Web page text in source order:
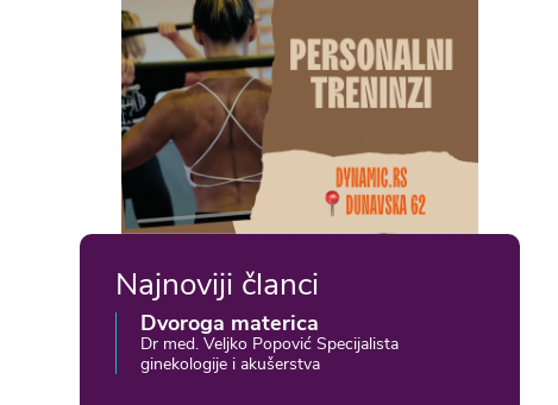
Najnoviji članci
Dvoroga materica
Dr med. Veljko Popović Specijalista
ginekologije i akušerstva